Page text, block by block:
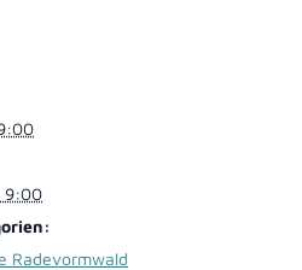
9:00
Radevormwald